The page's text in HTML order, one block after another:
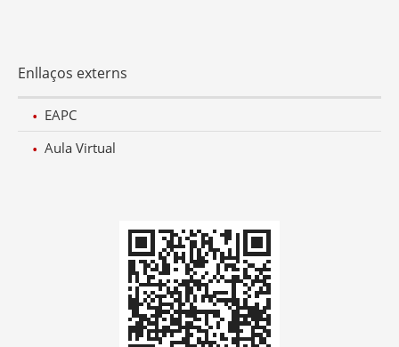
Enllaços externs
EAPC
Aula Virtual